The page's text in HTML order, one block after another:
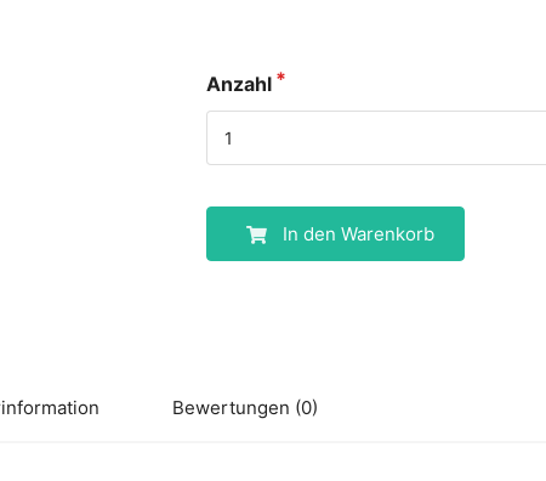
Anzahl
In den Warenkorb
Bewertungen (0)